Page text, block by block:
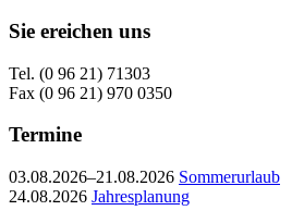
Sie ereichen uns
Tel. (0 96 21) 71303
Fax (0 96 21) 970 0350
Termine
03.08.2026–21.08.2026 Sommerurlaub
24.08.2026 Jahresplanung